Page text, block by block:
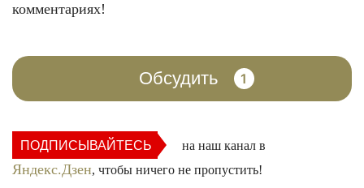
комментариях!
Обсудить 1
ПОДПИСЫВАЙТЕСЬ на наш канал в
Яндекс.Дзен, чтобы ничего не пропустить!